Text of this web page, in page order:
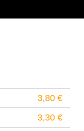
3,80 €
3,30 €